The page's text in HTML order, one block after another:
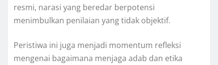
resmi, narasi yang beredar berpotensi
menimbulkan penilaian yang tidak objektif.
Peristiwa ini juga menjadi momentum refleksi
mengenai bagaimana menjaga adab dan etika